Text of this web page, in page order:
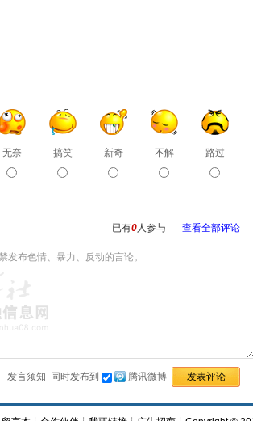
无奈 搞笑 新奇 不解 路过
已有0人参与 查看全部评论
发言须知 同时发布到 腾讯微博